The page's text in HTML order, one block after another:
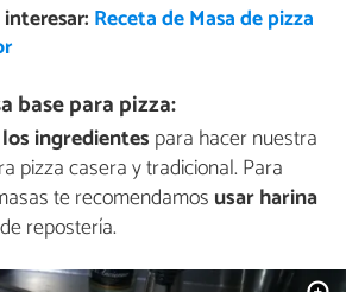
Receta de Masa de pizza
base para pizza:
ingredientes para hacer nuestra
pizza casera y tradicional. Para
te recomendamos usar harina
repostería.